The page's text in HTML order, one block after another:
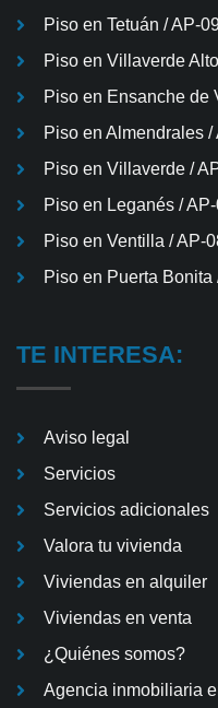
Piso en Tetuán / AP-
Piso en Villaverde
Piso en Ensanche de
Piso en Almendrales /
Piso en Villaverde /
Piso en Leganés /
Piso en Ventilla / AP-
Piso en Puerta Bonita
TE INTERESA:
Aviso legal
Servicios
Servicios adicionales
Valora tu vivienda
Viviendas en alquiler
Viviendas en venta
¿Quiénes somos?
Agencia inmobiliaria